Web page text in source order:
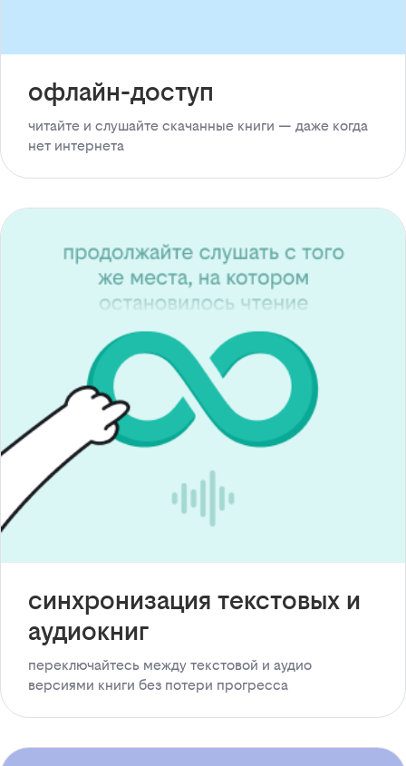
офлайн-доступ
читайте и слушайте скачанные книги — даже когда
нет интернета
синхронизация текстовых и
аудиокниг
переключайтесь между текстовой и аудио
версиями книги без потери прогресса